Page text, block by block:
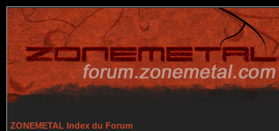
ZONEMETAL Index du Forum